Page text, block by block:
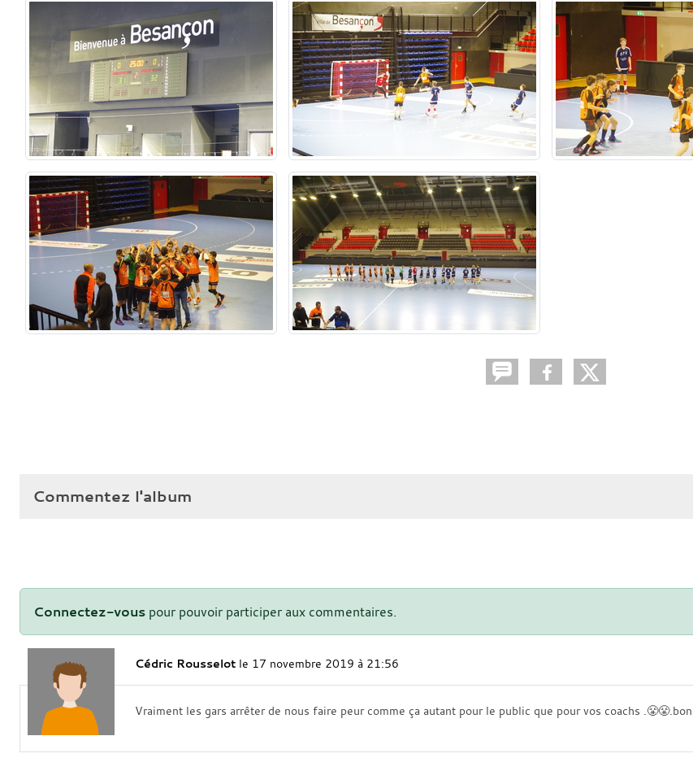
Commentez l'album
Connectez-vous pour pouvoir participer aux commentaires.
Cédric Rousselot le 17 novembre 2019 à 21:56
Vraiment les gars arrêter de nous faire peur comme ça autant pour le public que pour vos coachs